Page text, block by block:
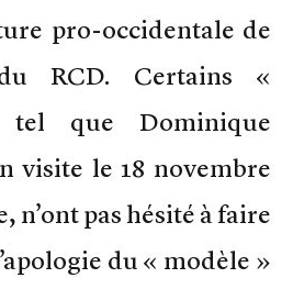
pro-occidentale de
RCD. Certains «
tel que Dominique
visite le 18 novembre
n’ont pas hésité à faire
du « modèle »